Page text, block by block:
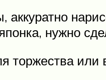
нужно
торжества